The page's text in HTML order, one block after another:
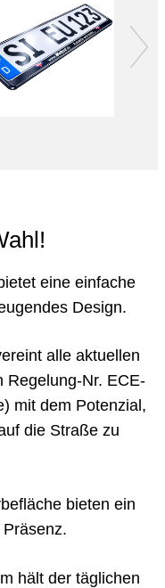
eine einfache
Design.
alle aktuellen
Regelung-Nr. ECE-
mit dem Potenzial,
die Straße zu
bieten ein
hält der täglichen